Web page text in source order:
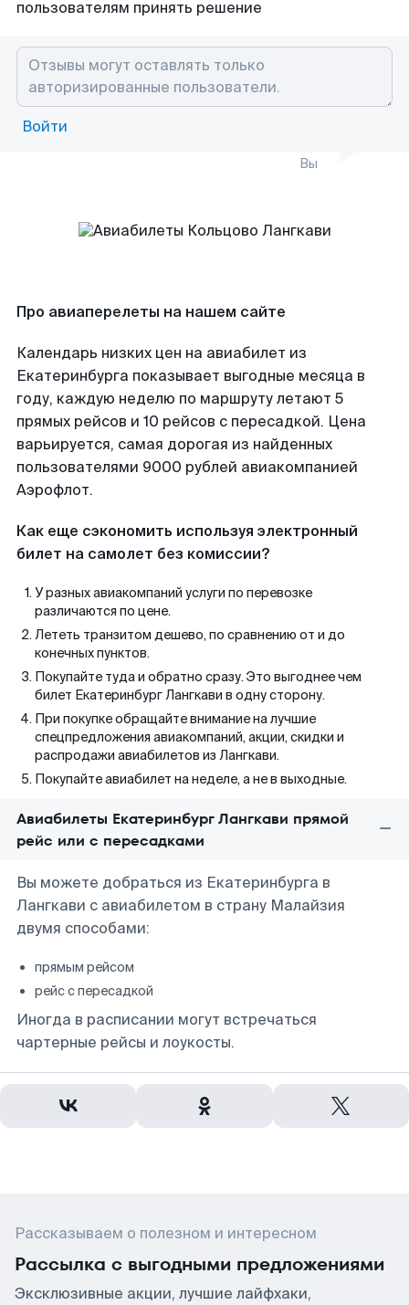
пользователям принять решение
Войти
Вы
Про авиаперелеты на нашем сайте
Календарь низких цен на авиабилет из
Екатеринбурга показывает выгодные месяца в
году, каждую неделю по маршруту летают 5
прямых рейсов и 10 рейсов с пересадкой. Цена
варьируется, самая дорогая из найденных
пользователями 9000 рублей авиакомпанией
Аэрофлот.
Как еще сэкономить используя электронный
билет на самолет без комиссии?
У разных авиакомпаний услуги по перевозке
различаются по цене.
Лететь транзитом дешево, по сравнению от и до
конечных пунктов.
Покупайте туда и обратно сразу. Это выгоднее чем
билет Екатеринбург Лангкави в одну сторону.
При покупке обращайте внимание на лучшие
спецпредложения авиакомпаний, акции, скидки и
распродажи авиабилетов из Лангкави.
Покупайте авиабилет на неделе, а не в выходные.
Авиабилеты Екатеринбург Лангкави прямой
рейс или с пересадками
Вы можете добраться из Екатеринбурга в
Лангкави с авиабилетом в страну Малайзия
двумя способами:
прямым рейсом
рейс с пересадкой
Иногда в расписании могут встречаться
чартерные рейсы и лоукосты.
Рассказываем о полезном и интересном
Рассылка с выгодными предложениями
Эксклюзивные акции, лучшие лайфхаки,